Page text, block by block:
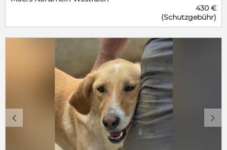
ein Wunder, dass sie nicht überfahren wurden. Pepsi
ist welpentypisch verspielt und aktiv. Sie wurde im
April 2026 geboren und wird ausgewachsen etwa
mittelgroß. Sie reist gechipt, geimpft und gegen
Parasiten behandelt mit EU Ausweis.
430 €
(Schutzgebühr)
c d